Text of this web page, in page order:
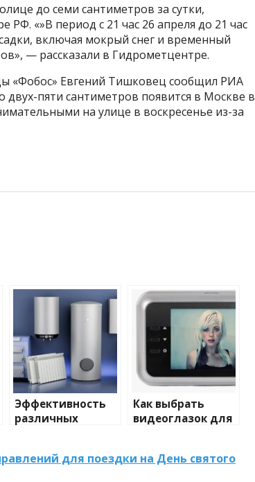
до семи сантиметров за сутки,
«»В период с 21 час 26 апреля до 21 час
включая мокрый снег и временный
— рассказали в Гидрометцентре.
«Фобос» Евгений Тишковец сообщил РИА
пяти сантиметров появится в Москве в
на улице в воскресенье из-за
Эффективность
различных
очистке и
Как выбрать
видеоглазок для
для поездки на День святого